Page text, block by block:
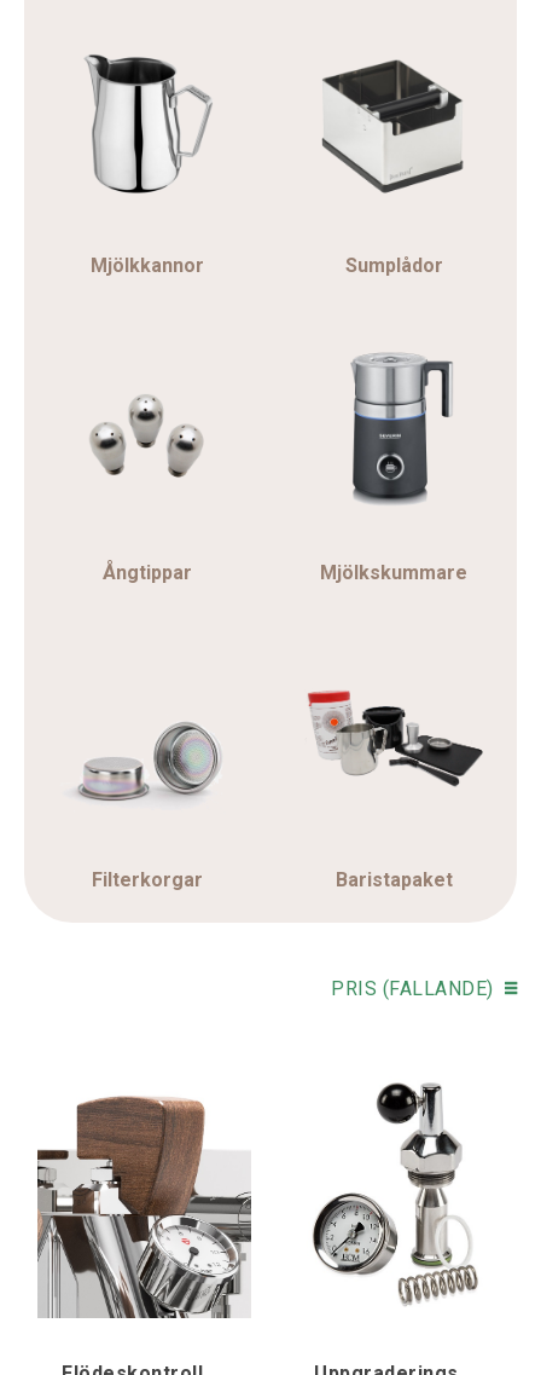
Mjölkkannor
Ångtippar
Filterkorgar
Sumplådor
Mjölkskummare
Baristapaket
PRIS (FALLANDE)